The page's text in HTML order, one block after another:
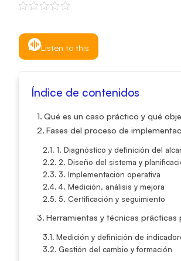
Listen to this
Índice de contenidos
Qué es un caso práctico y qué
Fases del proceso de
1. Diagnóstico y definición del
2. Diseño del sistema y
3. Implementación operativa
4. Medición, análisis y mejora
5. Certificación y seguimiento
Herramientas y técnicas prácticas
Medición y definición de
Gestión del cambio y formación